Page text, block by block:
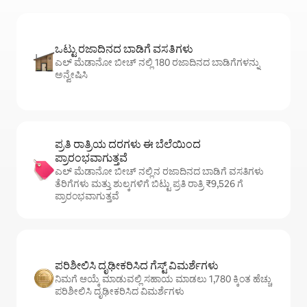
ಒಟ್ಟು ರಜಾದಿನದ ಬಾಡಿಗೆ ವಸತಿಗಳು
ಎಲ್ ಮೆಡಾನೋ ಬೀಚ್ ನಲ್ಲಿ 180 ರಜಾದಿನದ ಬಾಡಿಗೆಗಳನ್ನು
ಅನ್ವೇಷಿಸಿ
ಪ್ರತಿ ರಾತ್ರಿಯ ದರಗಳು ಈ ಬೆಲೆಯಿಂದ
ಪ್ರಾರಂಭವಾಗುತ್ತವೆ
ಎಲ್ ಮೆಡಾನೋ ಬೀಚ್ ನಲ್ಲಿನ ರಜಾದಿನದ ಬಾಡಿಗೆ ವಸತಿಗಳು
ತೆರಿಗೆಗಳು ಮತ್ತು ಶುಲ್ಕಗಳಿಗೆ ಬಿಟ್ಟು ಪ್ರತಿ ರಾತ್ರಿ ₹9,526 ಗೆ
ಪ್ರಾರಂಭವಾಗುತ್ತವೆ
ಪರಿಶೀಲಿಸಿ ದೃಢೀಕರಿಸಿದ ಗೆಸ್ಟ್ ವಿಮರ್ಶೆಗಳು
ನಿಮಗೆ ಆಯ್ಕೆ ಮಾಡುವಲ್ಲಿ ಸಹಾಯ ಮಾಡಲು 1,780 ಕ್ಕಿಂತ ಹೆಚ್ಚು
ಪರಿಶೀಲಿಸಿ ದೃಢೀಕರಿಸಿದ ವಿಮರ್ಶೆಗಳು